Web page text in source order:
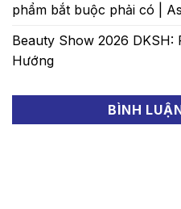
phẩm bắt buộc phải có |
Beauty Show 2026 DKSH:
Hướng
BÌNH